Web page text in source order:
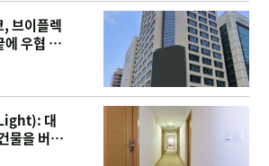
, 브이플렉
우협 선
대
물을 버리
을까